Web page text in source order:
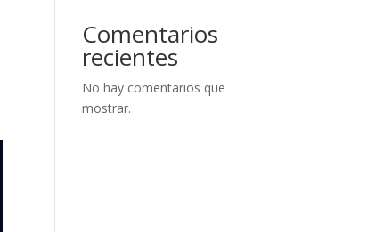
Comentarios
recientes
No hay comentarios que
mostrar.